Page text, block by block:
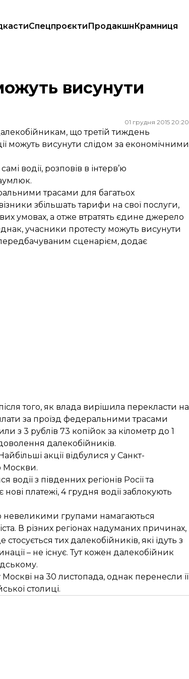
СпецпроєктиПродакшнКрамниця
висунути
01 грудня 2015 20:20
що третій тиждень
можуть висунути слідом за економічними
водії, розповів в інтерв’ю
трасами для багатьох
збільшать тарифи на свої послуги,
умовах, а отже втратять єдине джерело
учасники протесту можуть висунути
сценарієм, додає
того, як влада вирішила перекласти на
за проїзд федеральними трасами
з 3 рублів 73 копійок за кілометр до 1
далекобійників.
акції відбулися у Санкт-
Москви.
з південних регіонів Росії та
платежі, 4 грудня водії заблокують
невеликими групами намагаються
В різних регіонах надуманих причинах,
тих далекобійників, які їдуть з
– не існує. Тут кожен далекобійник
на 30 листопада, однак перенесли її
столиці.